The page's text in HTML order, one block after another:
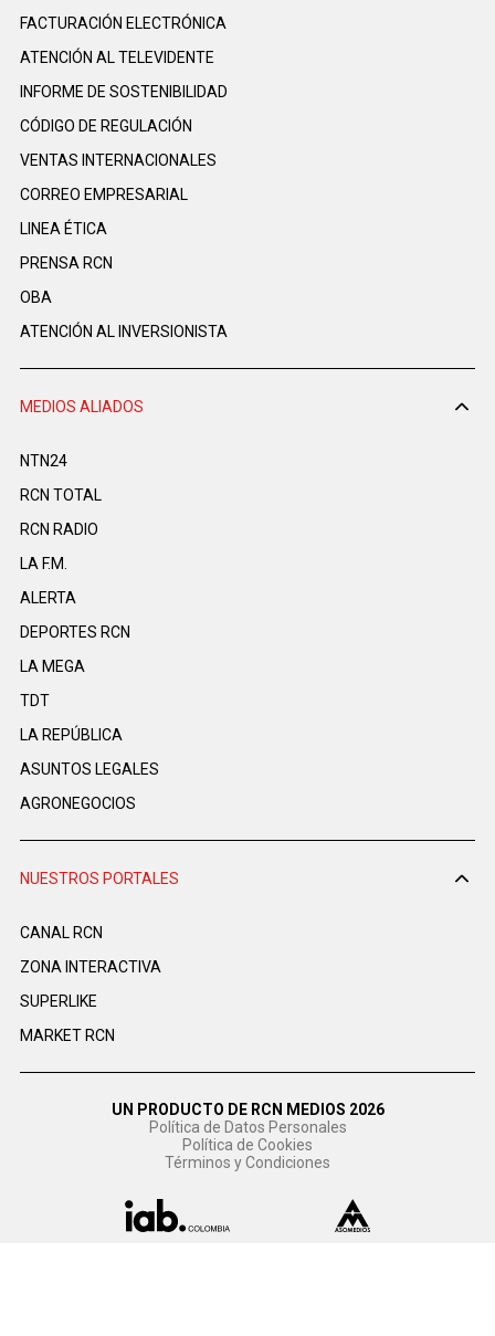
FACTURACIÓN ELECTRÓNICA
ATENCIÓN AL TELEVIDENTE
INFORME DE SOSTENIBILIDAD
CÓDIGO DE REGULACIÓN
VENTAS INTERNACIONALES
CORREO EMPRESARIAL
LINEA ÉTICA
PRENSA RCN
OBA
ATENCIÓN AL INVERSIONISTA
MEDIOS ALIADOS
NTN24
RCN TOTAL
RCN RADIO
LA F.M.
ALERTA
DEPORTES RCN
LA MEGA
TDT
LA REPÚBLICA
ASUNTOS LEGALES
AGRONEGOCIOS
NUESTROS PORTALES
CANAL RCN
ZONA INTERACTIVA
SUPERLIKE
MARKET RCN
UN PRODUCTO DE RCN MEDIOS 2026
Política de Datos Personales
Política de Cookies
Términos y Condiciones